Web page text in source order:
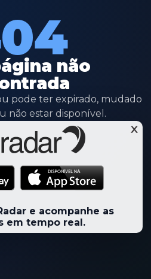
não
pode ter expirado, mudado
não estar disponível.
e acompanhe as
em tempo real.